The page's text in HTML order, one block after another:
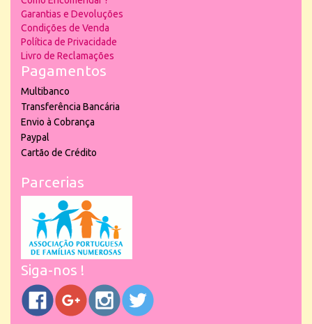
Garantias e Devoluções
Condições de Venda
Política de Privacidade
Livro de Reclamações
Pagamentos
Multibanco
Transferência Bancária
Envio à Cobrança
Paypal
Cartão de Crédito
Parcerias
Siga-nos !